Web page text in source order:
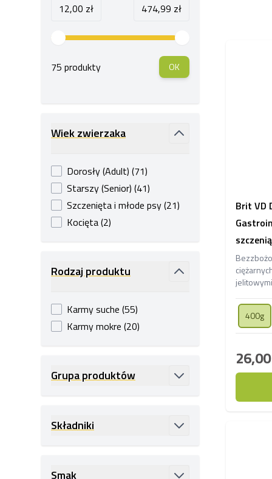
Minimum value
12,00 zł Maksymalna wartość
474,99 zł
75 produkty OK
Wiek zwierzaka
Dorosły (Adult) (71products available
)
Starszy (Senior) (41products available
)
Szczenięta i młode psy(21products available
)
Kocięta(2products available
)
Rodzaj produktu
Karmy suche (55products available
)
Karmy mokre (20products available
)
Grupa produktów
Składniki
Smak
Brit VD
do
400g